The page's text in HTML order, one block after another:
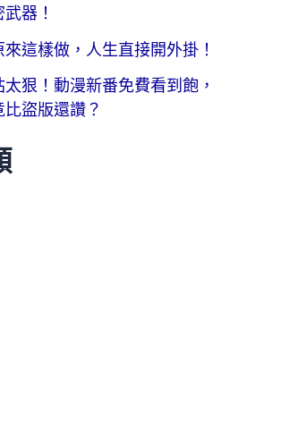
器！
這樣做，人生直接開外掛！
太狠！動漫新番免費看到飽，
比盜版還讚？